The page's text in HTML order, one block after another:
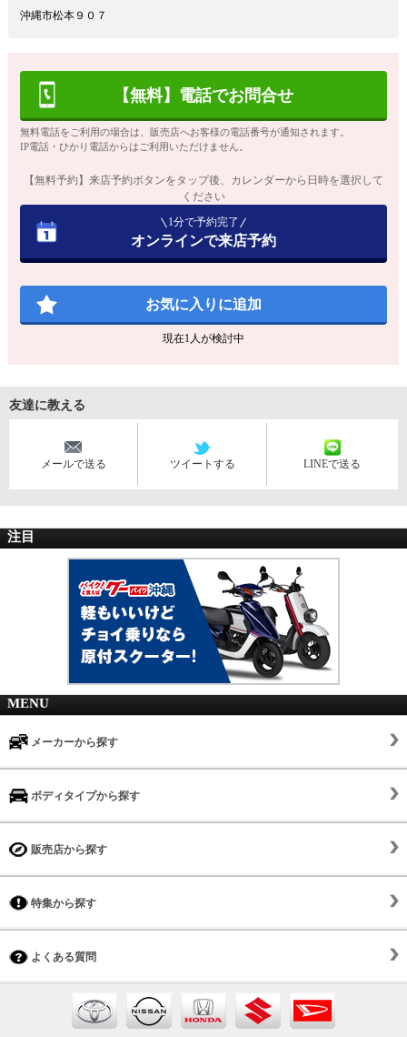
沖縄市松本９０７
【無料】電話でお問合せ
無料電話をご利用の場合は、販売店へお客様の電話番号が通知されます。
IP電話・ひかり電話からはご利用いただけません。
【無料予約】来店予約ボタンをタップ後、カレンダーから日時を選択して
ください
1分で予約完了
オンラインで来店予約
お気に入りに追加
現在1人が検討中
友達に教える
メールで送る ツイートする LINEで送る
注目
MENU
メーカーから探す
ボディタイプから探す
販売店から探す
特集から探す
よくある質問